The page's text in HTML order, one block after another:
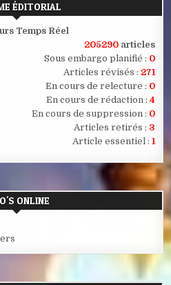
ÉDITORIAL
Temps Réel
205290 articles
Sous embargo planifié : 0
Articles révisés : 271
En cours de relecture : 0
En cours de rédaction : 4
En cours de suppression : 0
Articles retirés : 3
Article essentiel : 1
ONLINE